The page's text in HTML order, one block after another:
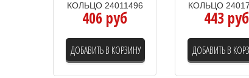
КОЛЬЦО 24011496
406 руб
ДОБАВИТЬ В КОРЗИНУ
КОЛЬЦО
443 руб
ДОБАВИТЬ В